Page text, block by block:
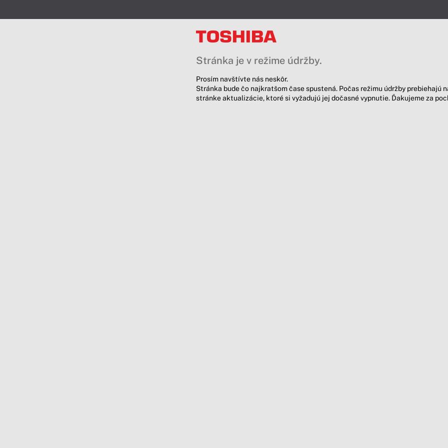
Stránka je v režime údržby.
Prosím navštívte nás neskôr.
Stránka bude čo najkratšom čase spustená. Počas režimu údržby prebiehajú
stránke aktualizácie, ktoré si vyžadujú jej dočasné vypnutie. Ďakujeme za